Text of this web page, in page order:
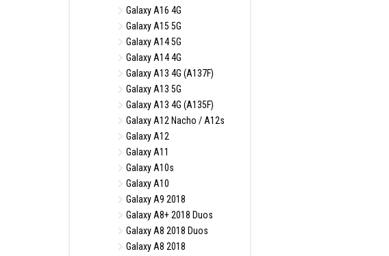
Galaxy A16 4G
Galaxy A15 5G
Galaxy A14 5G
Galaxy A14 4G
Galaxy A13 4G (A137F)
Galaxy A13 5G
Galaxy A13 4G (A135F)
Galaxy A12 Nacho / A12s
Galaxy A12
Galaxy A11
Galaxy A10s
Galaxy A10
Galaxy A9 2018
Galaxy A8+ 2018 Duos
Galaxy A8 2018 Duos
Galaxy A8 2018